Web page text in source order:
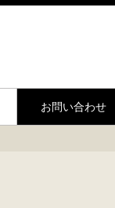
お問い合わせ